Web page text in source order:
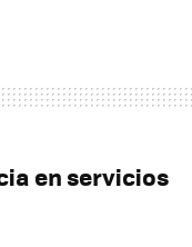
en servicios